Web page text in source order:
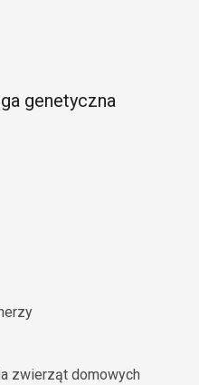
genetyczna
zwierząt domowych